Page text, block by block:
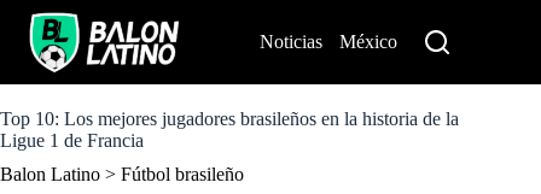
o
c
n
Noticias México
Top 10: Los mejores jugadores brasileños en la historia de la
Ligue 1 de Francia
Balon Latino > Fútbol brasileño